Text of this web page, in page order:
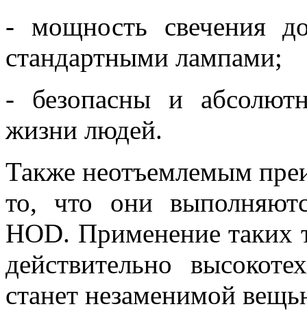
- мощность свечения
стандартными лампами;
- безопасны и
жизни людей.
Также неотъемлемым
то, что они
HOD. Применение таких
действительно
станет незаменимой